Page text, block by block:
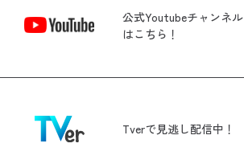
公式Youtubeチャンネル
はこちら！
Tverで見逃し配信中！